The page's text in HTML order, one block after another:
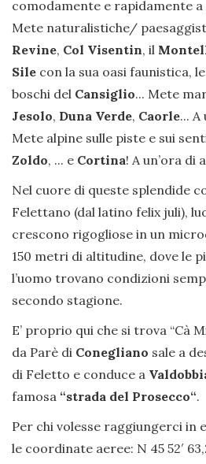
comodamente e rapidamente
Mete naturalistiche/
Revine, Col Visentin, il
Sile con la sua oasi faunistica,
boschi del Cansiglio... Mete
Jesolo, Duna Verde, Caorle...
Mete alpine sulle piste e sui
Zoldo, ... e Cortina! A un’ora di
Nel cuore di queste splendide
Felettano (dal latino felix juli),
crescono rigogliose in un
150 metri di altitudine, dove le
l’uomo trovano condizioni
secondo stagione.
E’ proprio qui che si trova “Cà
da Parè di Conegliano sale a
di Feletto e conduce a
famosa “strada del Prosecco“.
Per chi volesse raggiungerci in
le coordinate aeree: N 45 52′